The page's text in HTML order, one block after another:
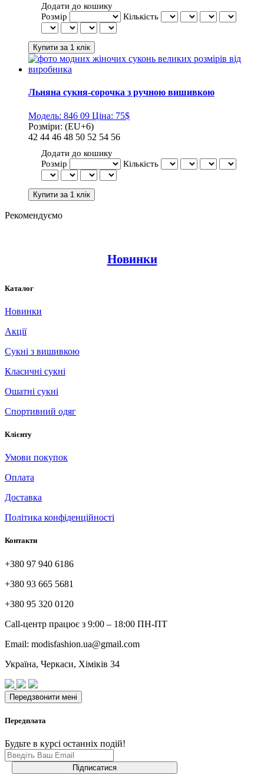
Додати до кошику
Розмір
Кількість
Льняна сукня-сорочка з ручною вишивкою
Модель: 846 09 Ціна: 75$
Розміри: (EU+6)
42 44 46 48 50 52 54 56
Додати до кошику
Розмір
Кількість
Рекомендуємо
Новинки
Каталог
Новинки
Акції
Сукні з вишивкою
Класичні сукні
Ошатні сукні
Спортивний одяг
Клієнту
Умови покупок
Оплата
Доставка
Політика конфіденційності
Контакти
+380 97 940 6186
+380 93 665 5681
+380 95 320 0120
Call-центр працює з 9:00 – 18:00 ПН-ПТ
Email: modisfashion.ua@gmail.com
Україна, Черкаси, Хіміків 34
Передплата
Будьте в курсі останніх подій!